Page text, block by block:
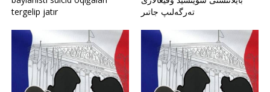
tergelip jatır
تەرگەلىپ جاتىر